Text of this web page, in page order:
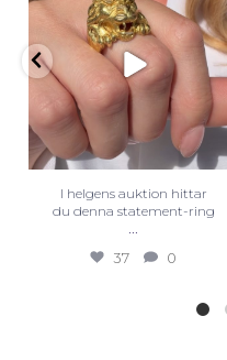
I helgens auktion hittar
du denna statement-ring
...
37 0